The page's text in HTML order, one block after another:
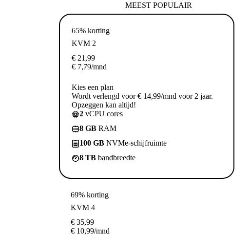
MEEST POPULAIR
65% korting
KVM 2
€ 21,99
€ 7,79/mnd
Kies een plan
Wordt verlengd voor € 14,99/mnd voor 2 jaar.
Opzeggen kan altijd!
2 vCPU cores
8 GB RAM
100 GB NVMe-schijfruimte
8 TB bandbreedte
69% korting
KVM 4
€ 35,99
€ 10,99/mnd